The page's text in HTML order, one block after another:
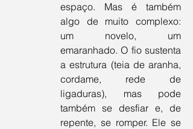
espaço. Mas é também
algo de muito complexo:
um novelo, um
emaranhado. O fio sustenta
a estrutura (teia de aranha,
cordame, rede de
ligaduras), mas pode
também se desfiar e, de
repente, se romper. Ele se